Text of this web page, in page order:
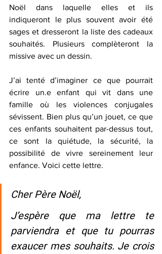
Noël dans laquelle elles et ils
indiqueront le plus souvent avoir été
sages et dresseront la liste des cadeaux
souhaités. Plusieurs complèteront la
missive avec un dessin.
J’ai tenté d’imaginer ce que pourrait
écrire un.e enfant qui vit dans une
famille où les violences conjugales
sévissent. Bien plus qu’un jouet, ce que
ces enfants souhaitent par-dessus tout,
ce sont la quiétude, la sécurité, la
possibilité de vivre sereinement leur
enfance. Voici cette lettre.
Cher Père Noël,
J’espère que ma lettre te
parviendra et que tu pourras
exaucer mes souhaits. Je crois